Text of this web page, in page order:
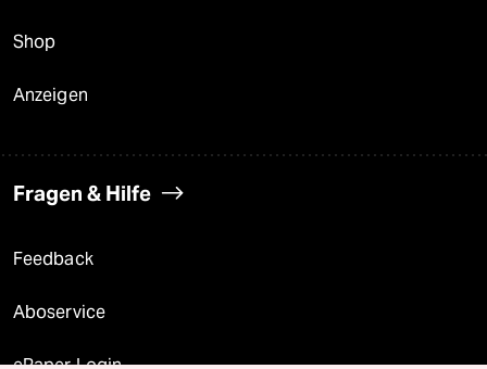
Shop
Anzeigen
Fragen & Hilfe
Feedback
Aboservice